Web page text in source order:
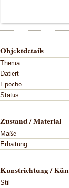
Objektdetails
Thema
Datiert
Epoche
Status
Zustand / Material
Maße
Erhaltung
Kunstrichtung /
Stil